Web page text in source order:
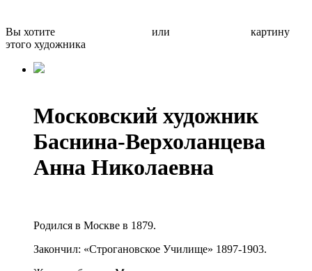
Вы хотите или
картину
этого художника
Московский художник
Баснина-Верхоланцева
Анна Николаевна
Родился в Москве в 1879.
Закончил: «Строгановское Училище» 1897-1903.